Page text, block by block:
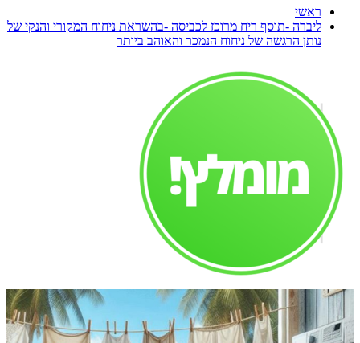
ראשי
ליברה -תוסף ריח מרוכז לכביסה -בהשראת ניחוח המקורי והנקי של
נותן הרגשה של ניחוח הנמכר והאוהב ביותר